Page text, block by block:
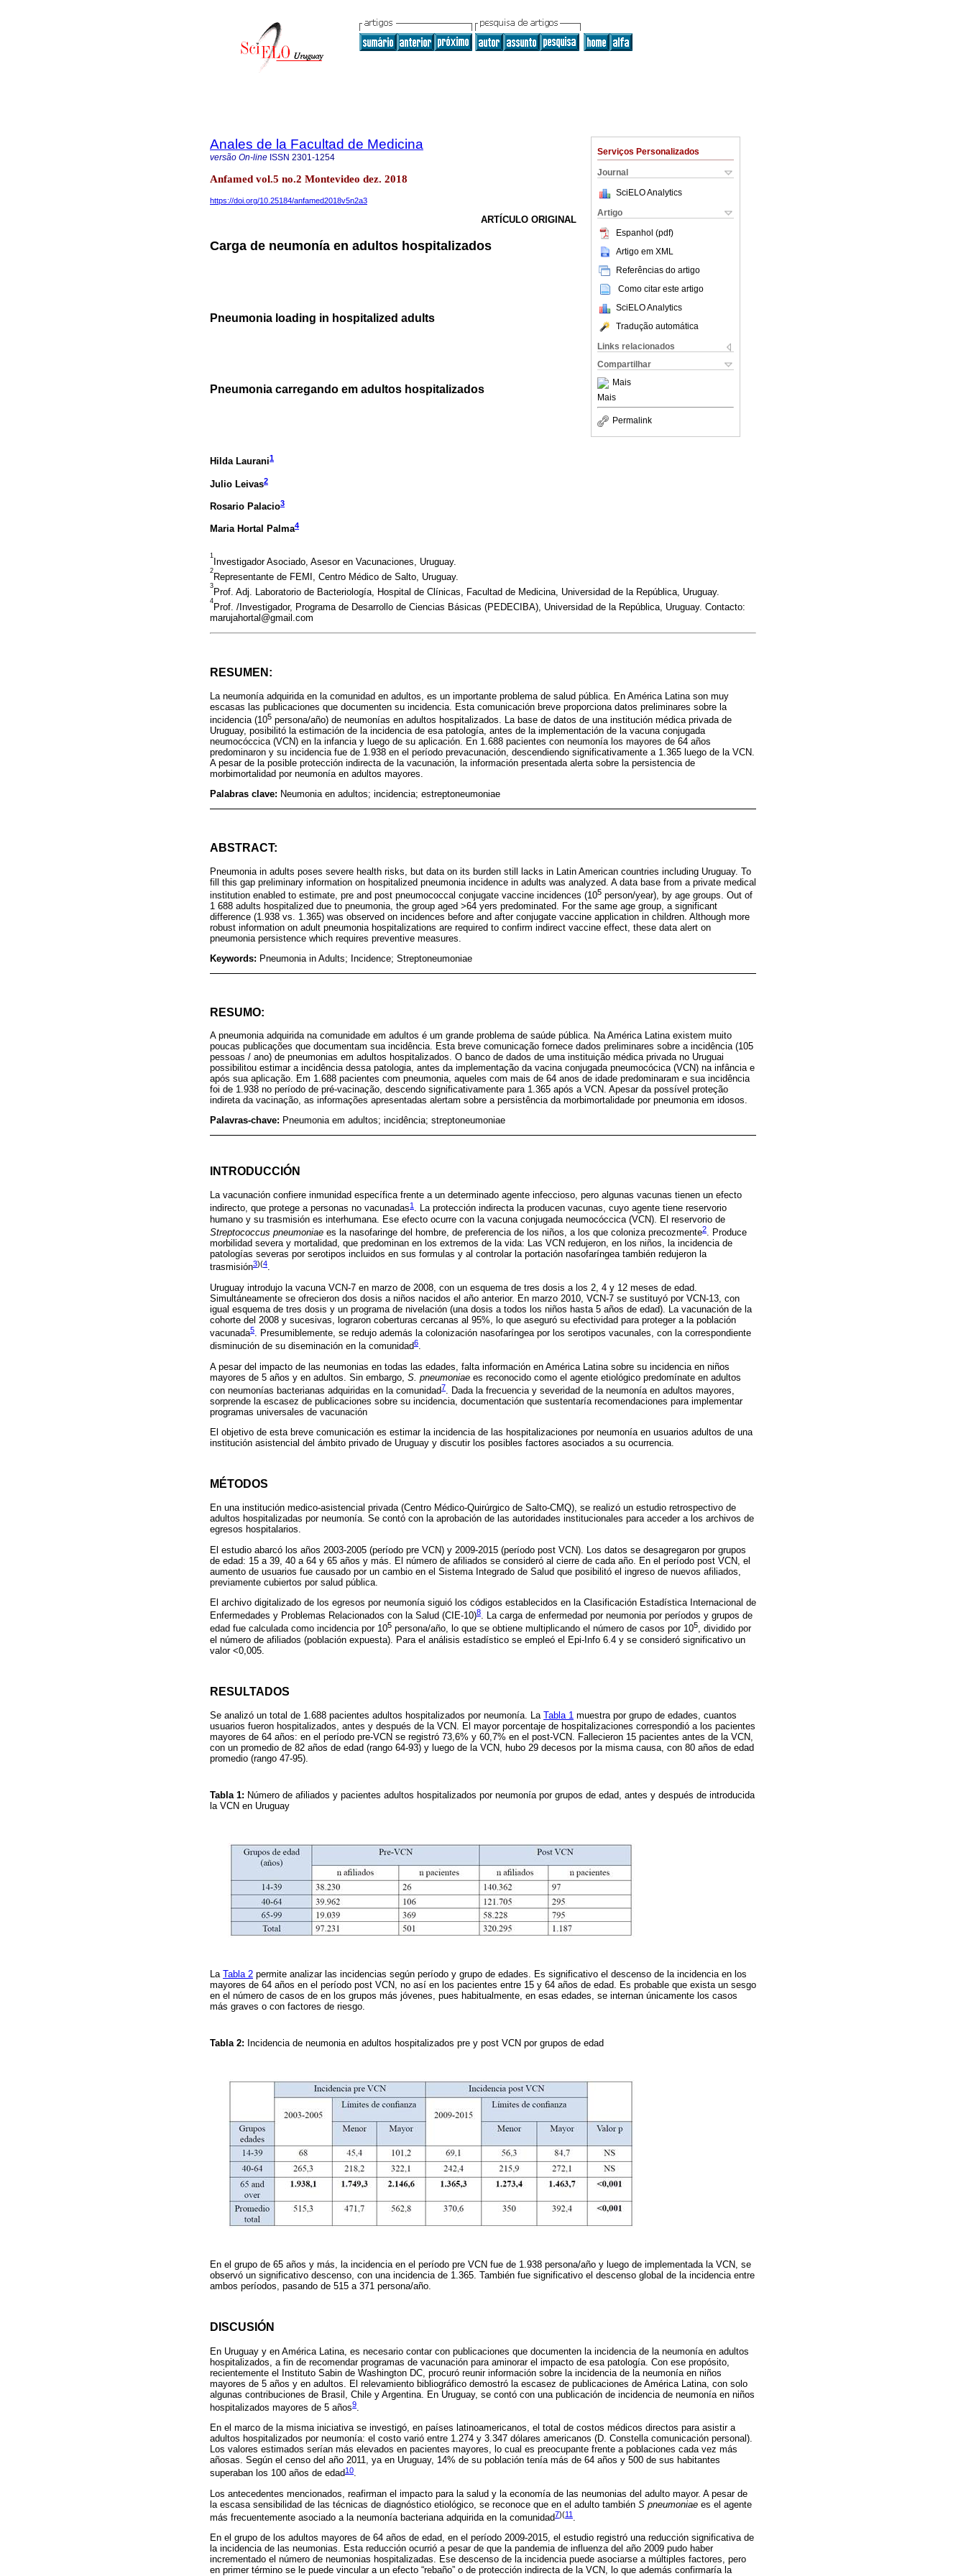
Serviços Personalizados
Journal
SciELO Analytics
Artigo
Espanhol (pdf)
Artigo em XML
Referências do artigo
Como citar este artigo
SciELO Analytics
Tradução automática
Links relacionados
Compartilhar
Mais
Mais
Permalink
Anales de la Facultad de Medicina
versão On-line ISSN 2301-1254
Anfamed vol.5 no.2 Montevideo dez. 2018
https://doi.org/10.25184/anfamed2018v5n2a3
ARTÍCULO ORIGINAL
Carga de neumonía en adultos hospitalizados
Pneumonia loading in hospitalized adults
Pneumonia carregando em adultos hospitalizados
Hilda Laurani1
Julio Leivas2
Rosario Palacio3
Maria Hortal Palma4
1
Investigador Asociado, Asesor en Vacunaciones, Uruguay.
2
Representante de FEMI, Centro Médico de Salto, Uruguay.
3
Prof. Adj. Laboratorio de Bacteriología, Hospital de Clínicas, Facultad de Medicina, Universidad de la República, Uruguay.
4
Prof. /Investigador, Programa de Desarrollo de Ciencias Básicas (PEDECIBA), Universidad de la República, Uruguay. Contacto:
marujahortal@gmail.com
RESUMEN:
La neumonía adquirida en la comunidad en adultos, es un importante problema de salud pública. En América Latina son muy
escasas las publicaciones que documenten su incidencia. Esta comunicación breve proporciona datos preliminares sobre la
incidencia (105 persona/año) de neumonías en adultos hospitalizados. La base de datos de una institución médica privada de
Uruguay, posibilitó la estimación de la incidencia de esa patología, antes de la implementación de la vacuna conjugada
neumocóccica (VCN) en la infancia y luego de su aplicación. En 1.688 pacientes con neumonía los mayores de 64 años
predominaron y su incidencia fue de 1.938 en el período prevacunación, descendiendo significativamente a 1.365 luego de la VCN.
A pesar de la posible protección indirecta de la vacunación, la información presentada alerta sobre la persistencia de
morbimortalidad por neumonía en adultos mayores.
Palabras clave: Neumonia en adultos; incidencia; estreptoneumoniae
ABSTRACT:
Pneumonia in adults poses severe health risks, but data on its burden still lacks in Latin American countries including Uruguay. To
fill this gap preliminary information on hospitalized pneumonia incidence in adults was analyzed. A data base from a private medical
institution enabled to estimate, pre and post pneumococcal conjugate vaccine incidences (105 person/year), by age groups. Out of
1 688 adults hospitalized due to pneumonia, the group aged >64 yers predominated. For the same age group, a significant
difference (1.938 vs. 1.365) was observed on incidences before and after conjugate vaccine application in children. Although more
robust information on adult pneumonia hospitalizations are required to confirm indirect vaccine effect, these data alert on
pneumonia persistence which requires preventive measures.
Keywords: Pneumonia in Adults; Incidence; Streptoneumoniae
RESUMO:
A pneumonia adquirida na comunidade em adultos é um grande problema de saúde pública. Na América Latina existem muito
poucas publicações que documentam sua incidência. Esta breve comunicação fornece dados preliminares sobre a incidência (105
pessoas / ano) de pneumonias em adultos hospitalizados. O banco de dados de uma instituição médica privada no Uruguai
possibilitou estimar a incidência dessa patologia, antes da implementação da vacina conjugada pneumocócica (VCN) na infância e
após sua aplicação. Em 1.688 pacientes com pneumonia, aqueles com mais de 64 anos de idade predominaram e sua incidência
foi de 1.938 no período de pré-vacinação, descendo significativamente para 1.365 após a VCN. Apesar da possível proteção
indireta da vacinação, as informações apresentadas alertam sobre a persistência da morbimortalidade por pneumonia em idosos.
Palavras-chave: Pneumonia em adultos; incidência; streptoneumoniae
INTRODUCCIÓN
La vacunación confiere inmunidad específica frente a un determinado agente infeccioso, pero algunas vacunas tienen un efecto
indirecto, que protege a personas no vacunadas1 . La protección indirecta la producen vacunas, cuyo agente tiene reservorio
humano y su trasmisión es interhumana. Ese efecto ocurre con la vacuna conjugada neumocóccica (VCN). El reservorio de
Streptococcus pneumoniae es la nasofaringe del hombre, de preferencia de los niños, a los que coloniza precozmente2. Produce
morbilidad severa y mortalidad, que predominan en los extremos de la vida: Las VCN redujeron, en los niños, la incidencia de
patologías severas por serotipos incluidos en sus formulas y al controlar la portación nasofaríngea también redujeron la
trasmisión3)(4.
Uruguay introdujo la vacuna VCN-7 en marzo de 2008, con un esquema de tres dosis a los 2, 4 y 12 meses de edad.
Simultáneamente se ofrecieron dos dosis a niños nacidos el año anterior. En marzo 2010, VCN-7 se sustituyó por VCN-13, con
igual esquema de tres dosis y un programa de nivelación (una dosis a todos los niños hasta 5 años de edad). La vacunación de la
cohorte del 2008 y sucesivas, lograron coberturas cercanas al 95%, lo que aseguró su efectividad para proteger a la población
vacunada5. Presumiblemente, se redujo además la colonización nasofaríngea por los serotipos vacunales, con la correspondiente
disminución de su diseminación en la comunidad6.
A pesar del impacto de las neumonias en todas las edades, falta información en América Latina sobre su incidencia en niños
mayores de 5 años y en adultos. Sin embargo, S. pneumoniae es reconocido como el agente etiológico predomínate en adultos
con neumonías bacterianas adquiridas en la comunidad7
. Dada la frecuencia y severidad de la neumonía en adultos mayores,
sorprende la escasez de publicaciones sobre su incidencia, documentación que sustentaría recomendaciones para implementar
programas universales de vacunación
El objetivo de esta breve comunicación es estimar la incidencia de las hospitalizaciones por neumonía en usuarios adultos de una
institución asistencial del ámbito privado de Uruguay y discutir los posibles factores asociados a su ocurrencia.
MÉTODOS
En una institución medico-asistencial privada (Centro Médico-Quirúrgico de Salto-CMQ), se realizó un estudio retrospectivo de
adultos hospitalizadas por neumonía. Se contó con la aprobación de las autoridades institucionales para acceder a los archivos de
egresos hospitalarios.
El estudio abarcó los años 2003-2005 (período pre VCN) y 2009-2015 (período post VCN). Los datos se desagregaron por grupos
de edad: 15 a 39, 40 a 64 y 65 años y más. El número de afiliados se consideró al cierre de cada año. En el período post VCN, el
aumento de usuarios fue causado por un cambio en el Sistema Integrado de Salud que posibilitó el ingreso de nuevos afiliados,
previamente cubiertos por salud pública.
El archivo digitalizado de los egresos por neumonía siguió los códigos establecidos en la Clasificación Estadística Internacional de
Enfermedades y Problemas Relacionados con la Salud (CIE-10)8. La carga de enfermedad por neumonia por períodos y grupos de
edad fue calculada como incidencia por 105 persona/año, lo que se obtiene multiplicando el número de casos por 105, dividido por
el número de afiliados (población expuesta). Para el análisis estadístico se empleó el Epi-Info 6.4 y se consideró significativo un
valor <0,005.
RESULTADOS
Se analizó un total de 1.688 pacientes adultos hospitalizados por neumonía. La Tabla 1 muestra por grupo de edades, cuantos
usuarios fueron hospitalizados, antes y después de la VCN. El mayor porcentaje de hospitalizaciones correspondió a los pacientes
mayores de 64 años: en el período pre-VCN se registró 73,6% y 60,7% en el post-VCN. Fallecieron 15 pacientes antes de la VCN,
con un promedio de 82 años de edad (rango 64-93) y luego de la VCN, hubo 29 decesos por la misma causa, con 80 años de edad
promedio (rango 47-95).
Tabla 1: Número de afiliados y pacientes adultos hospitalizados por neumonía por grupos de edad, antes y después de introducida
la VCN en Uruguay
La Tabla 2 permite analizar las incidencias según período y grupo de edades. Es significativo el descenso de la incidencia en los
mayores de 64 años en el período post VCN, no así en los pacientes entre 15 y 64 años de edad. Es probable que exista un sesgo
en el número de casos de en los grupos más jóvenes, pues habitualmente, en esas edades, se internan únicamente los casos
más graves o con factores de riesgo.
Tabla 2: Incidencia de neumonia en adultos hospitalizados pre y post VCN por grupos de edad
En el grupo de 65 años y más, la incidencia en el período pre VCN fue de 1.938 persona/año y luego de implementada la VCN, se
observó un significativo descenso, con una incidencia de 1.365. También fue significativo el descenso global de la incidencia entre
ambos períodos, pasando de 515 a 371 persona/año.
DISCUSIÓN
En Uruguay y en América Latina, es necesario contar con publicaciones que documenten la incidencia de la neumonía en adultos
hospitalizados, a fin de recomendar programas de vacunación para aminorar el impacto de esa patología. Con ese propósito,
recientemente el Instituto Sabin de Washington DC, procuró reunir información sobre la incidencia de la neumonía en niños
mayores de 5 años y en adultos. El relevamiento bibliográfico demostró la escasez de publicaciones de América Latina, con solo
algunas contribuciones de Brasil, Chile y Argentina. En Uruguay, se contó con una publicación de incidencia de neumonía en niños
hospitalizados mayores de 5 años9.
En el marco de la misma iniciativa se investigó, en países latinoamericanos, el total de costos médicos directos para asistir a
adultos hospitalizados por neumonía: el costo varió entre 1.274 y 3.347 dólares americanos (D. Constella comunicación personal).
Los valores estimados serían más elevados en pacientes mayores, lo cual es preocupante frente a poblaciones cada vez más
añosas. Según el censo del año 2011, ya en Uruguay, 14% de su población tenía más de 64 años y 500 de sus habitantes
superaban los 100 años de edad10.
Los antecedentes mencionados, reafirman el impacto para la salud y la economía de las neumonias del adulto mayor. A pesar de
la escasa sensibilidad de las técnicas de diagnóstico etiológico, se reconoce que en el adulto también S pneumoniae es el agente
más frecuentemente asociado a la neumonía bacteriana adquirida en la comunidad7)(11 .
En el grupo de los adultos mayores de 64 años de edad, en el período 2009-2015, el estudio registró una reducción significativa de
la incidencia de las neumonias. Esta reducción ocurrió a pesar de que la pandemia de influenza del año 2009 pudo haber
incrementado el número de neumonias hospitalizadas. Ese descenso de la incidencia puede asociarse a múltiples factores, pero
en primer término se le puede vincular a un efecto “rebaño” o de protección indirecta de la VCN, lo que además confirmaría la